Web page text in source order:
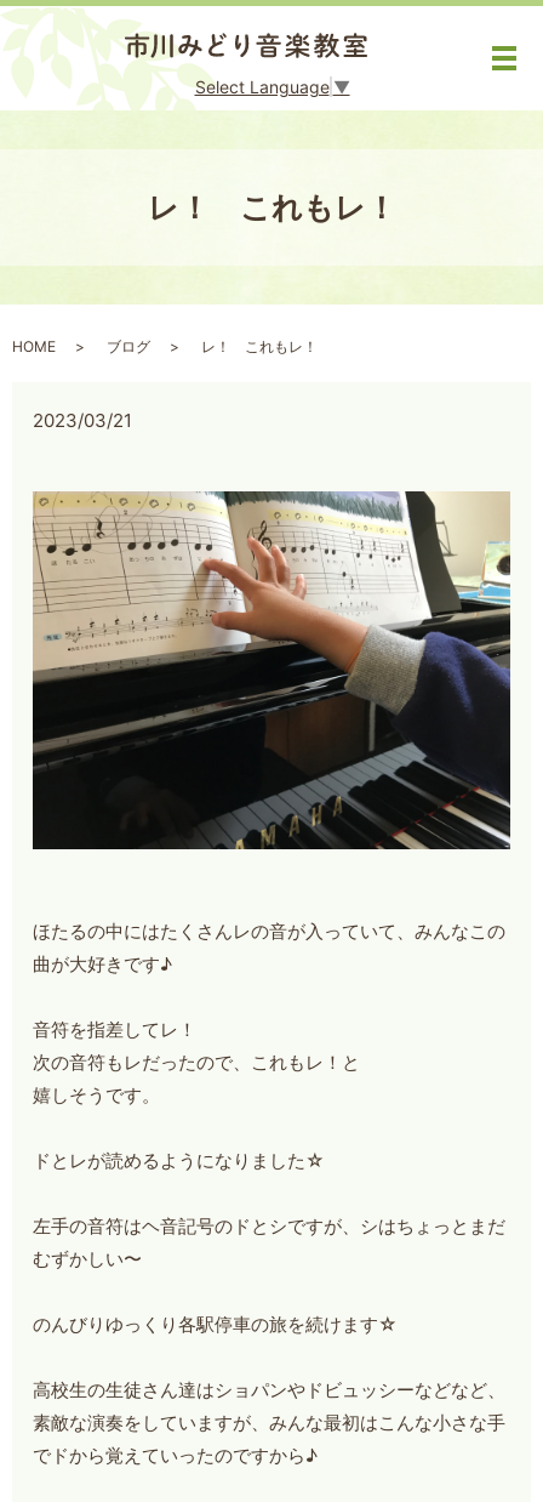
Select Language ▼
メ
レ！ これもレ！
HOME ブログ レ！ これもレ！
2023/03/21
ほたるの中にはたくさんレの音が入っていて、みんなこの
曲が大好きです♪
音符を指差してレ！
次の音符もレだったので、これもレ！と
嬉しそうです。
ドとレが読めるようになりました☆
左手の音符はヘ音記号のドとシですが、シはちょっとまだ
むずかしい〜
のんびりゆっくり各駅停車の旅を続けます☆
高校生の生徒さん達はショパンやドビュッシーなどなど、
素敵な演奏をしていますが、みんな最初はこんな小さな手
でドから覚えていったのですから♪